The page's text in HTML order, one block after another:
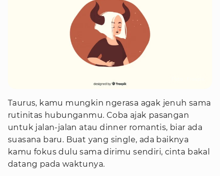
Taurus, kamu mungkin ngerasa agak jenuh sama
rutinitas hubunganmu. Coba ajak pasangan
untuk jalan-jalan atau dinner romantis, biar ada
suasana baru. Buat yang single, ada baiknya
kamu fokus dulu sama dirimu sendiri, cinta bakal
datang pada waktunya.